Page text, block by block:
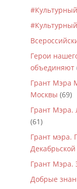
Герои
объединяют
Грант Мэра
Москвы (69)
Грант Мэра.
(61)
Грант мэра.
Декабрьской
Грант Мэра.
Добрые